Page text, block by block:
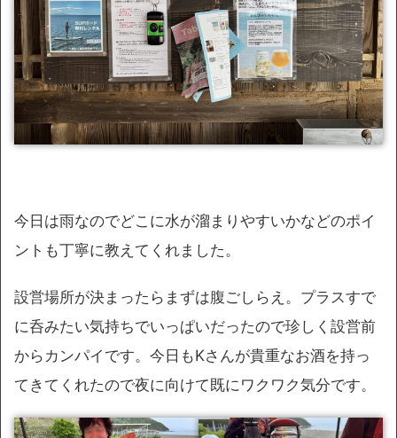
今日は雨なのでどこに水が溜まりやすいかなどのポイ
ントも丁寧に教えてくれました。
設営場所が決まったらまずは腹ごしらえ。プラスすで
に呑みたい気持ちでいっぱいだったので珍しく設営前
からカンパイです。今日もKさんが貴重なお酒を持っ
てきてくれたので夜に向けて既にワクワク気分です。